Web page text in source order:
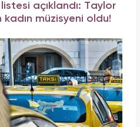
açıklandı: Taylor
müzisyeni oldu!